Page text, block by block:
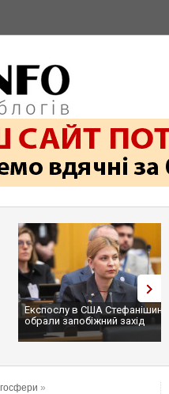
Експослу в США
обрали запобіжний захід
»